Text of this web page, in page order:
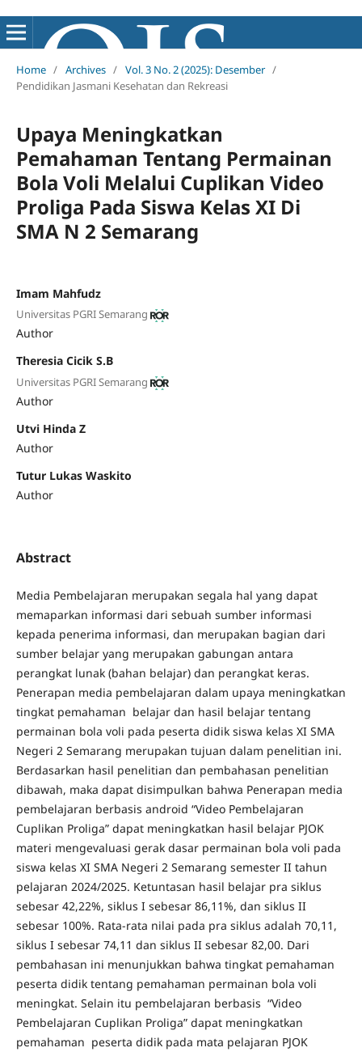
Home / Archives / Vol. 3 No. 2 (2025): Desember /
Pendidikan Jasmani Kesehatan dan Rekreasi
Upaya Meningkatkan
Pemahaman Tentang Permainan
Bola Voli Melalui Cuplikan Video
Proliga Pada Siswa Kelas XI Di
SMA N 2 Semarang
Imam Mahfudz
Universitas PGRI Semarang
Author
Theresia Cicik S.B
Universitas PGRI Semarang
Author
Utvi Hinda Z
Author
Tutur Lukas Waskito
Author
Abstract
Media Pembelajaran merupakan segala hal yang dapat
memaparkan informasi dari sebuah sumber informasi
kepada penerima informasi, dan merupakan bagian dari
sumber belajar yang merupakan gabungan antara
perangkat lunak (bahan belajar) dan perangkat keras.
Penerapan media pembelajaran dalam upaya meningkatkan
tingkat pemahaman belajar dan hasil belajar tentang
permainan bola voli pada peserta didik siswa kelas XI SMA
Negeri 2 Semarang merupakan tujuan dalam penelitian ini.
Berdasarkan hasil penelitian dan pembahasan penelitian
dibawah, maka dapat disimpulkan bahwa Penerapan media
pembelajaran berbasis android “Video Pembelajaran
Cuplikan Proliga” dapat meningkatkan hasil belajar PJOK
materi mengevaluasi gerak dasar permainan bola voli pada
siswa kelas XI SMA Negeri 2 Semarang semester II tahun
pelajaran 2024/2025. Ketuntasan hasil belajar pra siklus
sebesar 42,22%, siklus I sebesar 86,11%, dan siklus II
sebesar 100%. Rata-rata nilai pada pra siklus adalah 70,11,
siklus I sebesar 74,11 dan siklus II sebesar 82,00. Dari
pembahasan ini menunjukkan bahwa tingkat pemahaman
peserta didik tentang pemahaman permainan bola voli
meningkat. Selain itu pembelajaran berbasis “Video
Pembelajaran Cuplikan Proliga” dapat meningkatkan
pemahaman peserta didik pada mata pelajaran PJOK